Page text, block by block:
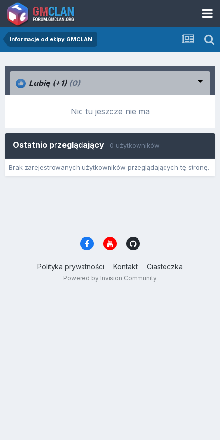
Informacje od ekipy GMCLAN
Lubię (+1) (0)
Nic tu jeszcze nie ma
Ostatnio przeglądający 0 użytkowników
Brak zarejestrowanych użytkowników przeglądających tę stronę.
Polityka prywatności Kontakt Ciasteczka
Powered by Invision Community